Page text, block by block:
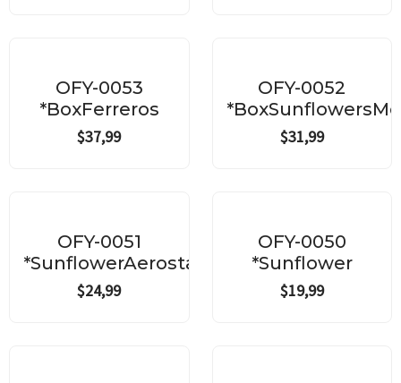
OFY-0053
*BoxFerreros
$37,99
OFY-0052
$31,99
OFY-0051
*SunflowerAerostatic
$24,99
OFY-0050
*Sunflower
$19,99